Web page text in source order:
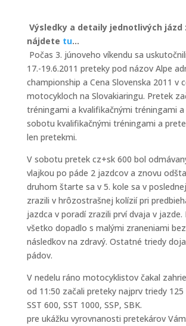
Výsledky a detaily jednotlivých jázd
nájdete tu…
Počas 3. júnoveho víkendu sa
17.-19.6.2011 preteky pod názov Alpe
championship a Cena Slovenska 2011 v
motocykloch na Slovakiaringu. Pretek
tréningami a kvalifikačnými tréningami
sobotu kvalifikačnými tréningami a
len pretekmi.
V sobotu pretek cz+sk 600 bol
vlajkou po páde 2 jazdcov a znovu
druhom štarte sa v 5. kole sa v
zrazili v hrôzostrašnej kolízií pri
jazdca v poradí zrazili prví dvaja v jazde.
všetko dopadlo s malými zraneniami
následkov na zdravý. Ostatné triedy
pádov.
V nedelu ráno motocyklistov čakal
od 11:50 začali preteky najprv triedy 125
SST 600, SST 1000, SSP, SBK.
pre ukážku vyrovnanosti pretekárov